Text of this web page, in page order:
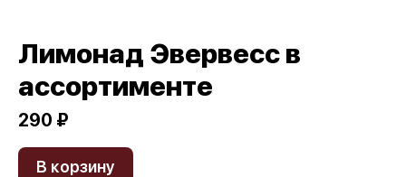
Лимонад Эвервесс в
ассортименте
290 ₽
В корзину